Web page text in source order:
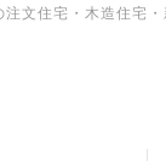
文住宅・木造住